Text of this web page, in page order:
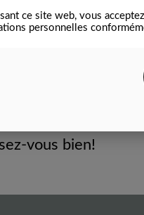
et n’a cessé
emploie 2
vous devriez
vous bien!
ce site web, vous
personnelles